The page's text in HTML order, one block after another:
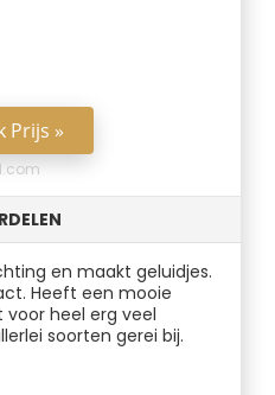
Prijs »
en maakt geluidjes.
Heeft een mooie
voor heel erg veel
soorten gerei bij.